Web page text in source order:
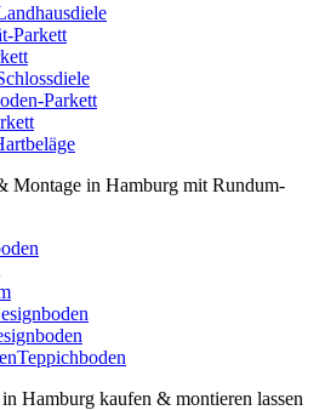
Parkett
Parkett
Montage in Hamburg mit Rundum-
Teppichboden
Hamburg kaufen & montieren lassen